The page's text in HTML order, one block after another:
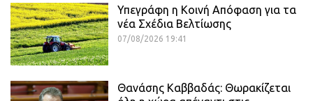
Υπεγράφη η Κοινή Απόφαση για τα
νέα Σχέδια Βελτίωσης
07/08/2026 19:41
Θανάσης Καββαδάς: Θωρακίζεται